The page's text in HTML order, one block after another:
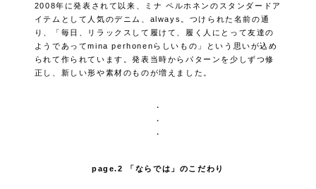
2008年に発表されて以来、ミナ ペルホネンのスタンダードア
イテムとして人気のデニム、always。つけられた名前の通
り、「毎日、リラックスして履けて、履く人にとって友達の
ようであってmina perhonenらしいもの」という思いが込め
られて作られています。発表当時からパターンを少しずつ修
正し、新しい形や素材のものが増えました。
・
・
・
page.2 「ならでは」のこだわり